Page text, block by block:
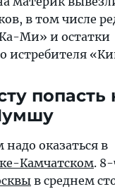
в том числе
Ми» и остатки
истребителя
попасть
оказаться в
Камчатском.
в среднем